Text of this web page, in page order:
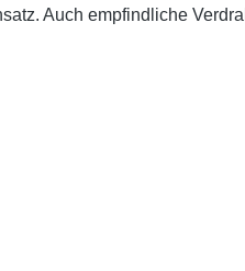
Auch empfindliche